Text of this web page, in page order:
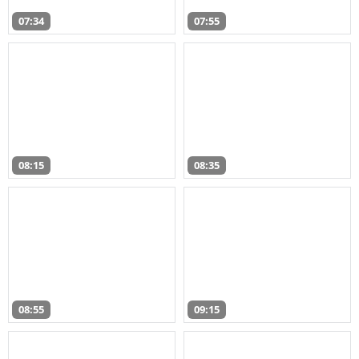
07:34 07:55
08:15 08:35
08:55 09:15